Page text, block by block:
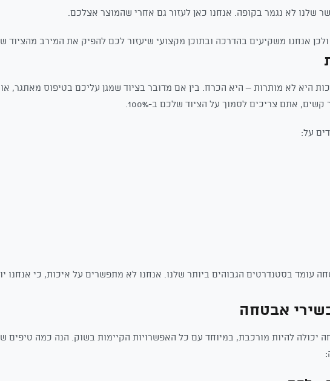
שלנו לא נגמר בקופה. אנחנו כאן לעזור גם אחרי שהמוצר אצלכם.
אנחנו משקיעים בהדרכה ובתוכן מקצועי שיעזור לכם להפיק את המירב מהציוד
היא לא מותרות – היא הכרח. בין אם מדובר בציוד שמגן עליכם בטיפוס מאתגר, או
אתם צריכים לסמוך על הציוד שלכם ב-100%.
על:
עומד בסטנדרטים הגבוהים ביותר שלנו. אנחנו לא מתפשרים על איכות, כי אנחנו
אבטחה
יכולה להיות מורכבת, במיוחד עם כל האפשרויות הקיימות בשוק. הנה כמה טיפים